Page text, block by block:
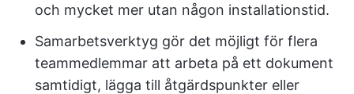
och mycket mer utan någon installationstid.
Samarbetsverktyg gör det möjligt för flera
teammedlemmar att arbeta på ett dokument
samtidigt, lägga till åtgärdspunkter eller